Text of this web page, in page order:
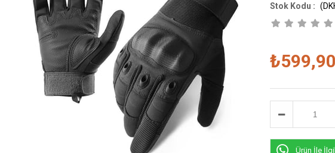
₺599,90
Ürün İle